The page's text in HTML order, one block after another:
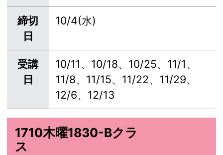
締切
日
10/4(水)
受講
日
10/11、10/18、10/25、11/1、
11/8、11/15、11/22、11/29、
12/6、12/13
1710木曜1830-Bクラ
ス